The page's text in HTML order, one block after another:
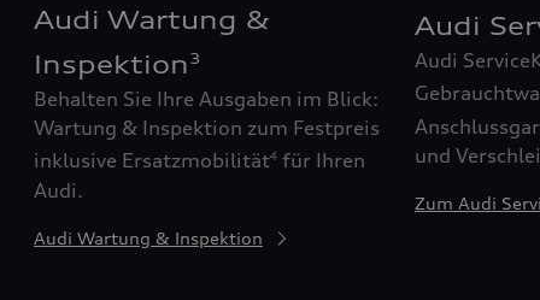
Audi Wartung &
Inspektion 3
Behalten Sie Ihre Ausgaben im Blick:
Wartung & Inspektion zum Festpreis
inklusive Ersatzmobilität4 für Ihren
Audi.
Audi Wartung & Inspektion
Audi
Audi
und
Zum Audi